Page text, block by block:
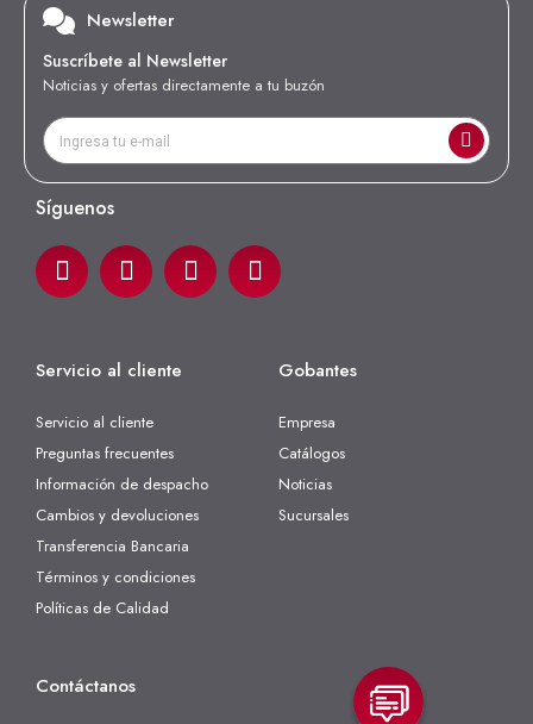
Newsletter
Suscríbete al Newsletter
Noticias y ofertas directamente a tu buzón
Síguenos
Servicio al cliente
Servicio al cliente
Preguntas frecuentes
Información de despacho
Cambios y devoluciones
Transferencia Bancaria
Términos y condiciones
Políticas de Calidad
Gobantes
Empresa
Catálogos
Noticias
Sucursales
Contáctanos